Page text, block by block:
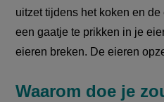
uitzet tijdens het koken en
een gaatje te prikken in je
eieren breken. De eieren
Waarom doe je